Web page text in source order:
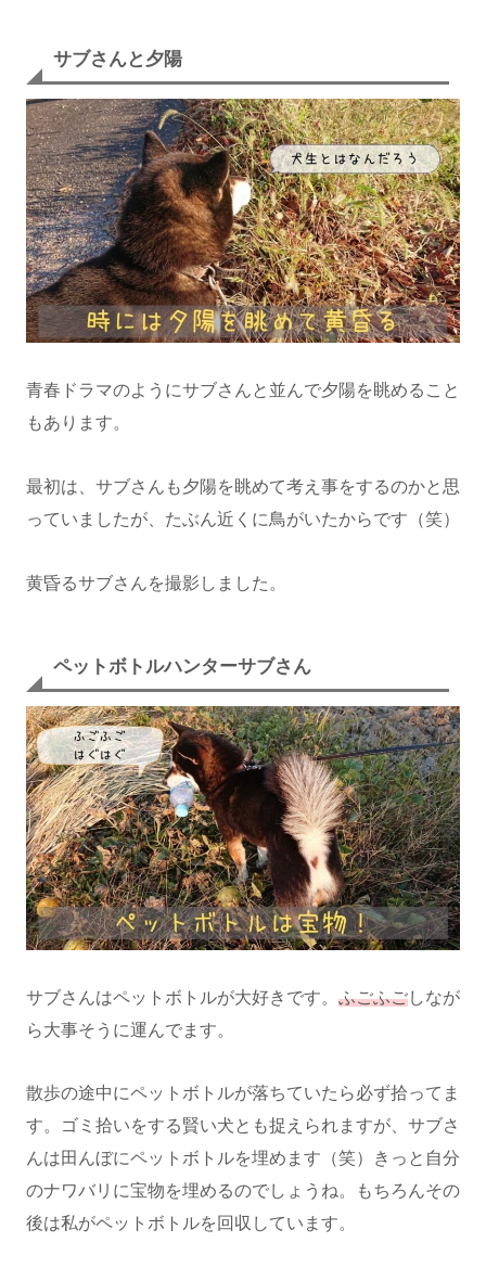
サブさんと夕陽
青春ドラマのようにサブさんと並んで夕陽を眺めること
もあります。
最初は、サブさんも夕陽を眺めて考え事をするのかと思
っていましたが、たぶん近くに鳥がいたからです（笑）
黄昏るサブさんを撮影しました。
ペットボトルハンターサブさん
サブさんはペットボトルが大好きです。 ふごふごしなが
ら大事そうに運んでます。
散歩の途中にペットボトルが落ちていたら必ず拾ってま
す。ゴミ拾いをする賢い犬とも捉えられますが、サブさ
んは田んぼにペットボトルを埋めます（笑）きっと自分
のナワバリに宝物を埋めるのでしょうね。もちろんその
後は私がペットボトルを回収しています。